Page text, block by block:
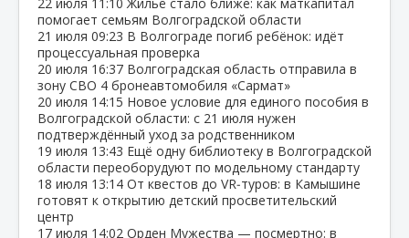
помогает семьям Волгоградской области
21 июля 09:23 В Волгограде погиб ребёнок: идёт
процессуальная проверка
20 июля 16:37 Волгоградская область отправила в
зону СВО 4 бронеавтомобиля «Сармат»
20 июля 14:15 Новое условие для единого пособия в
Волгоградской области: с 21 июля нужен
подтверждённый уход за родственником
19 июля 13:43 Ещё одну библиотеку в Волгоградской
области переоборудуют по модельному стандарту
18 июля 13:14 От квестов до VR‑туров: в Камышине
готовят к открытию детский просветительский
центр
17 июля 14:02 Орден Мужества — посмертно: в